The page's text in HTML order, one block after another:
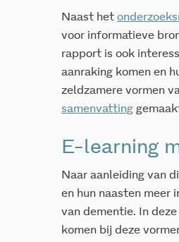
Naast het
voor informatieve
rapport is ook
aanraking komen en
zeldzamere vormen
samenvatting
E-learning
Naar aanleiding van
en hun naasten meer
van dementie. In
komen bij deze